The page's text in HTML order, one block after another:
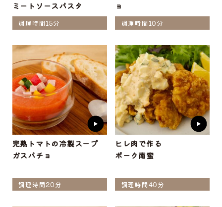
ミートソースパスタ
調理時間15分
ョ
調理時間10分
完熟トマトの冷製スープ
ガスパチョ
調理時間20分
ヒレ肉で作る
ポーク南蛮
調理時間40分